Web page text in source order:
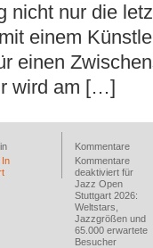
nicht nur die
einem
einen
wird am […]
In
Kommentare
Kommentare
deaktiviert für
Jazz Open
Stuttgart 2026:
Weltstars,
Jazzgrößen und
65.000 erwartete
Besucher